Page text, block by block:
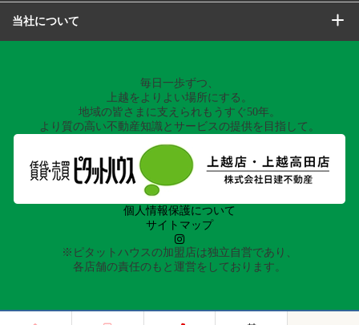
当社について
毎日一歩ずつ、
上越をよりよい場所にする。
地域の皆さまに支えられもうすぐ50年。
より質の高い不動産知識とサービスの提供を目指して。
個人情報保護について
サイトマップ
※ピタットハウスの加盟店は独立自営であり、
各店舗の責任のもと運営をしております。